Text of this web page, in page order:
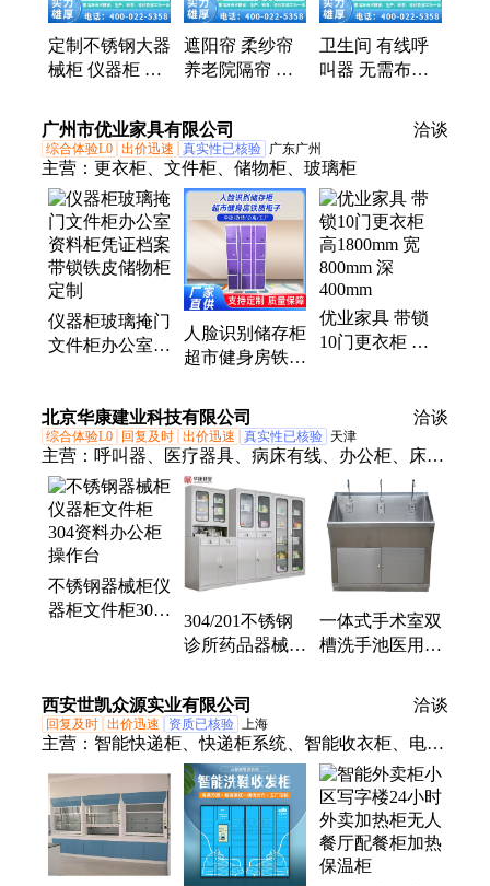
间、洁净无菌无尘icu、隔帘、不锈钢洗手池、医院扶
手、医院对讲呼叫器
定制不锈钢大器
械柜 仪器柜 医
资料柜
遮阳帘 柔纱帘
养老院隔帘 免
耐用
卫生间 有线呼
叫器 无需布线
供应 传输距离
长
广州市优业家具有限公司 洽谈
综合体验L0 出价迅速 真实性已核验 广东广州
主营： 更衣柜、文件柜、储物柜、玻璃柜
仪器柜玻璃掩门
文件柜办公室资
制
人脸识别储存柜
超市健身房铁质
物柜商场寄存柜
批发
优业家具 带锁
10门更衣柜 高
北京华康建业科技有限公司 洽谈
综合体验L0 回复及时 出价迅速 真实性已核验 天津
主营： 呼叫器、医疗器具、病床有线、办公柜、床头
设备带、病床呼叫系统、铝合金设备带、供氧雾化设
备、供氧系统定制
不锈钢器械柜仪
器柜文件柜304
304/201不锈钢
诊所药品器械柜
全国发货
一体式手术室双
槽洗手池医用
无尘室消毒清洗
西安世凯众源实业有限公司 洽谈
回复及时 出价迅速 资质已核验 上海
主营： 智能快递柜、快递柜系统、智能收衣柜、电子
存包柜、智能储物柜、人脸识别存包柜、自设密码智
能储物柜、智能手机柜、智能租赁柜、微信扫码物品
租用柜、智能文件柜、文件交换柜、公文流转柜、智
能文件柜管理系统